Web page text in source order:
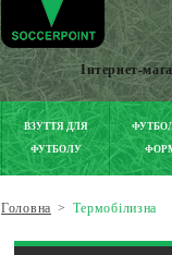
Інтернет-
ВЗУТТЯ ДЛЯ
ФУТБОЛУ
Головна > Термобілизна